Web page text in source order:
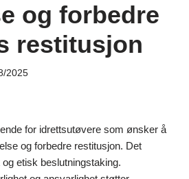
og forbedre
restitusjon
2025
for idrettsutøvere som ønsker å
og forbedre restitusjon. Det
etisk beslutningstaking.